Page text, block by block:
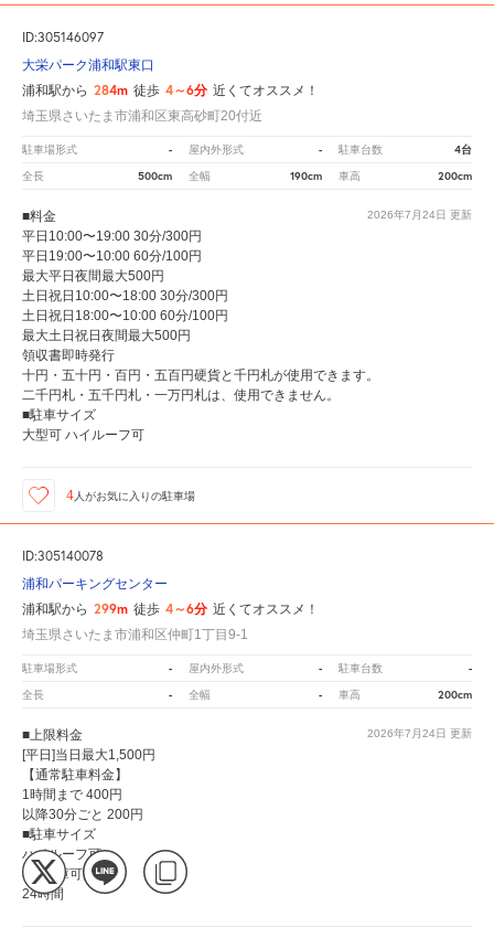
ID:305146097
大栄パーク浦和駅東口
浦和駅から 284m 徒歩 4～6分 近くてオススメ！
埼玉県さいたま市浦和区東高砂町20付近
駐車場形式 - 屋内外形式 - 駐車台数 4台
全長 500cm 全幅 190cm 車高 200cm
2026年7月24日 更新
■料金
平日10:00〜19:00 30分/300円
平日19:00〜10:00 60分/100円
最大平日夜間最大500円
土日祝日10:00〜18:00 30分/300円
土日祝日18:00〜10:00 60分/100円
最大土日祝日夜間最大500円
領収書即時発行
十円・五十円・百円・五百円硬貨と千円札が使用できます。
二千円札・五千円札・一万円札は、使用できません。
■駐車サイズ
大型可 ハイルーフ可
4人がお気に入りの駐車場
ID:305140078
浦和パーキングセンター
浦和駅から 299m 徒歩 4～6分 近くてオススメ！
埼玉県さいたま市浦和区仲町1丁目9-1
駐車場形式 - 屋内外形式 - 駐車台数 -
全長 - 全幅 - 車高 200cm
2026年7月24日 更新
■上限料金
[平日]当日最大1,500円
【通常駐車料金】
1時間まで 400円
以降30分ごと 200円
■駐車サイズ
ハイルーフ可
■入出庫可能時間
24時間